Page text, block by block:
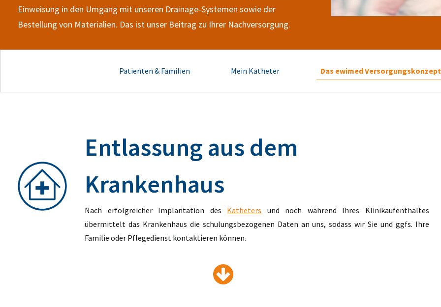
Einweisung in den Umgang mit unseren Drainage-Systemen sowie der
Bestellung von Materialien. Das ist unser Beitrag zu Ihrer Nachversorgung.
Patienten & Familien Mein Katheter Das ewimed Versorgungskonzept
Entlassung aus dem
Krankenhaus
Nach erfolgreicher Implantation des Katheters und noch während Ihres Klinikaufenthaltes
übermittelt das Krankenhaus die schulungsbezogenen Daten an uns, sodass wir Sie und ggfs. Ihre
Familie oder Pflegedienst kontaktieren können.